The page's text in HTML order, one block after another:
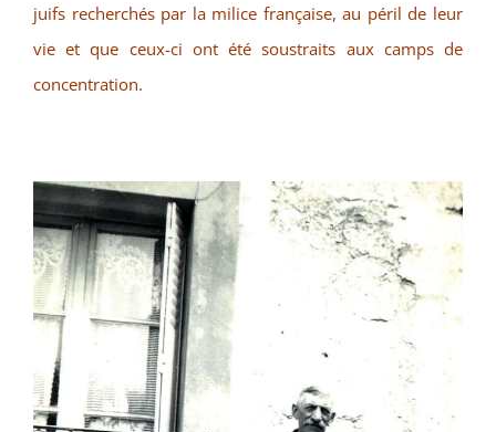
juifs recherchés par la milice française, au péril de leur
vie et que ceux-ci ont été soustraits aux camps de
concentration.